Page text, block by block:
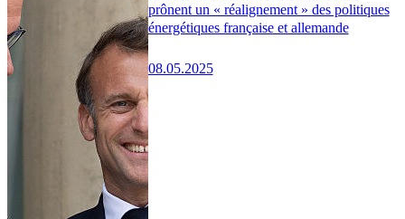
prônent un « réalignement » des politiques
énergétiques française et allemande
08.05.2025